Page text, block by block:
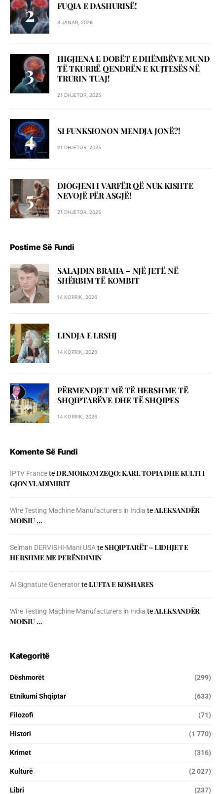
FUQIA E DASHURISË!
8 JANAR, 2026
HIGJIENA E DOBËT E DHËMBËVE MUND
TË TKURRË QENDRËN E KUJTESËS NË
TRURIN TUAJ!
21 DHJETOR, 2025
SI FUNKSIONON MENDJA JONË?!
21 DHJETOR, 2025
DIOGJENI I VARFËR QË NUK KISHTE
NEVOJË PËR ASGJË!
21 DHJETOR, 2025
Postime Së Fundi
SALAJDIN BRAHA – NJЁ JETЁ NЁ
SHЁRBIM TЁ KOMBIT
14 KORRIK, 2026
LINDJA E LRSHJ
14 KORRIK, 2026
PËRMENDJET MË TË HERSHME TË
SHQIPTARËVE DHE TË SHQIPES
14 KORRIK, 2026
Komente Së Fundi
IPTV FranceteDR.MOIKOM ZEQO: KARL TOPIA DHE KULTI I
GJON VLADIMIRIT
Wire Testing Machine Manufacturers in India teALEKSANDËR
MOISIU …
Selman DERVISHI-Mani USAteSHQIPTARËT – LIDHJET E
HERSHME ME PERËNDIMIN
AI Signature GeneratorteLUFTA E KOSHARES
Wire Testing Machine Manufacturers in India teALEKSANDËR
MOISIU …
Kategoritë
Dëshmorët (299)
Etnikumi Shqiptar (633)
Filozofi (71)
Histori (1 770)
Krimet (316)
Kulturë (2 027)
Libri (237)